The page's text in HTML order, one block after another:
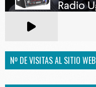
Nº DE VISITAS AL SITIO WEB